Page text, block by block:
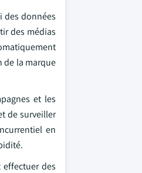
des données
des médias
de la marque
et les
de surveiller
en
des